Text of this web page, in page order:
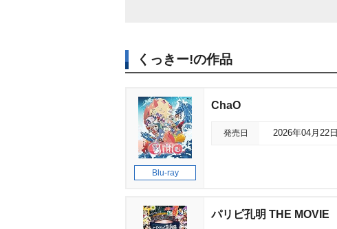
くっきー!の作品
Blu-ray
ChaO
発売日 2026年04月22日
パリピ孔明 THE MOVIE